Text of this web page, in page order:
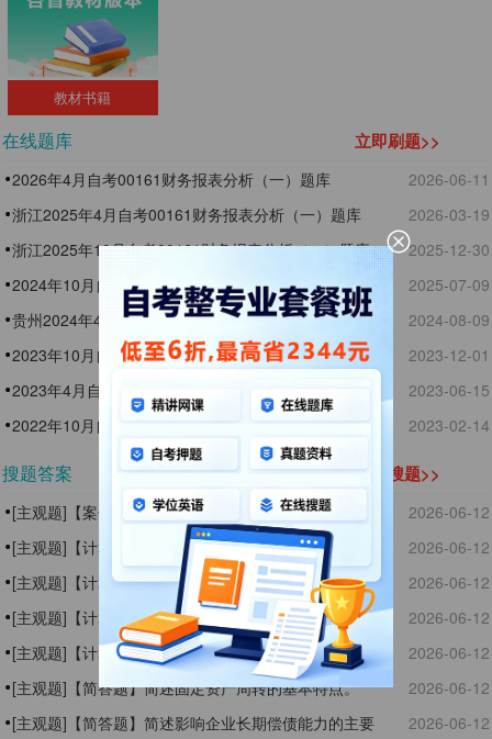
教材书籍
在线题库 立即刷题>>
2026年4月自考00161财务报表分析（一）题库
2026-06-11
浙江2025年4月自考00161财务报表分析（一）题库
2026-03-19
浙江2025年10月自考00161财务报表分析（一）题库
2025-12-30
2024年10月自考00161财务报表分析（一）题库
2025-07-09
贵州2024年4月自考00161 财务报表分析(一)题库
2024-08-09
2023年10月自考00161财务报表分析(一)题库
2023-12-01
2023年4月自考00161财务报表分析（一）题库
2023-06-15
2022年10月自考00161财务报表分析（一）题库
2023-02-14
搜题答案 立即搜题>>
[主观题]【案例分析题】2023年和2024年D公司的利润
表部分项目如题30-1表所示。
2026-06-12
[主观题]【计算题】J上市公司2024年净利润为6000万
元，2024年发行在外普通股的加权平均数为500万股，
2024年末股票市价为192元，公司目前尚无优先股。计
算:(1） 2024年J公司基本每股收益。(2)2024年末J公司
市盈率。
2026-06-12
[主观题]【计算题】G上市公司2024年的部分财务数据
如下:年初总资产为6 000万元，年末总资产为9000万元;
净利润为900万元。计算:(1）该公司2024年的总资产平
均额。(2）该公司2024年的总资产净利率。
2026-06-12
[主观题]【计算题】B公司2024年的部分财务数据如下:
存货年初为400万元，年末为500万元;主营业务收入净
额为6 000万元;主营业务成本为3600万元。计算:(1)B公
司2024年度的存货周转率。(2）B公司2024年度的存货
2026-06-12
[主观题]【计算题】A公司2024年有关财务指标如下:利
润总额1200万元，利息费用200万元。计算该公司2024
年息税前利润和利息保障倍数。
2026-06-12
[主观题]【简答题】简述固定资产周转的基本特点。
2026-06-12
[主观题]【简答题】简述影响企业长期偿债能力的主要
2026-06-12